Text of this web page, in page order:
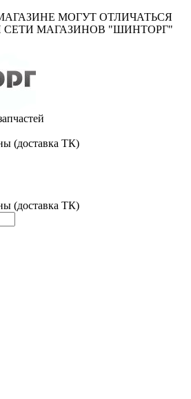
МОГУТ ОТЛИЧАТЬСЯ
МАГАЗИНОВ "ШИНТОРГ"
(доставка ТК)
(доставка ТК)